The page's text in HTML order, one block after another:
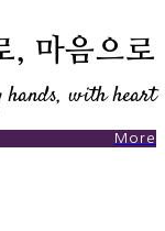
, 마음으로
with heart
More